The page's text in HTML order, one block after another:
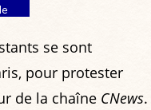
se sont
pour protester
de la chaîne CNews.